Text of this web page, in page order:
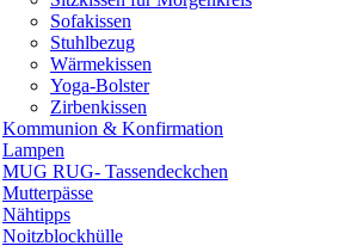
Sofakissen
Stuhlbezug
Wärmekissen
Yoga-Bolster
Zirbenkissen
Kommunion & Konfirmation
Lampen
MUG RUG- Tassendeckchen
Mutterpässe
Nähtipps
Noitzblockhülle